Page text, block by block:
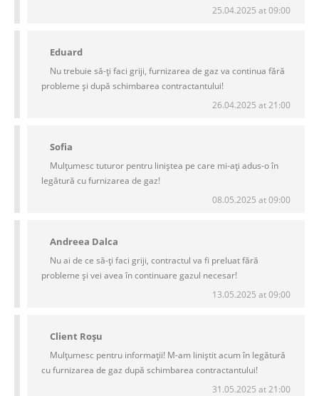
25.04.2025 at 09:00
Eduard
Nu trebuie să-ți faci griji, furnizarea de gaz va continua fără
probleme și după schimbarea contractantului!
26.04.2025 at 21:00
Sofia
Mulțumesc tuturor pentru liniștea pe care mi-ați adus-o în
legătură cu furnizarea de gaz!
08.05.2025 at 09:00
Andreea Dalca
Nu ai de ce să-ți faci griji, contractul va fi preluat fără
probleme și vei avea în continuare gazul necesar!
13.05.2025 at 09:00
Client Roșu
Mulțumesc pentru informații! M-am liniștit acum în legătură
cu furnizarea de gaz după schimbarea contractantului!
31.05.2025 at 21:00